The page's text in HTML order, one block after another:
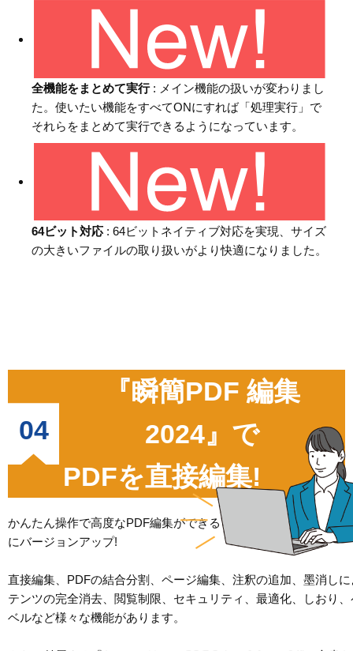
全機能をまとめて実行: メイン機能の扱いが変わりまし
た。使いたい機能をすべてONにすれば「処理実行」で
それらをまとめて実行できるようになっています。
64ビット対応: 64ビットネイティブ対応を実現、サイズ
の大きいファイルの取り扱いがより快適になりました。
04
『瞬簡PDF 編集
2024』で
PDFを直接編集!
かんたん操作で高度なPDF編集ができるツールが『瞬簡PDF 編
にバージョンアップ!
直接編集、PDFの結合分割、ページ編集、注釈の追加、墨消し
テンツの完全消去、閲覧制限、セキュリティ、最適化、しおり
ベルなど様々な機能があります。